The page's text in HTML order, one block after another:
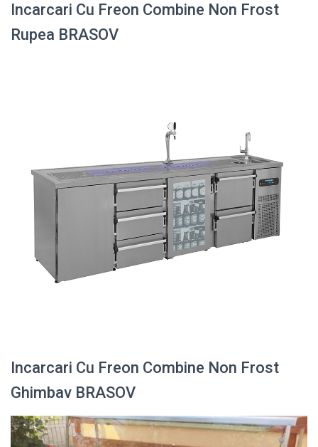
Incarcari Cu Freon Combine Non Frost
Rupea BRASOV
Incarcari Cu Freon Combine Non Frost
Ghimbav BRASOV